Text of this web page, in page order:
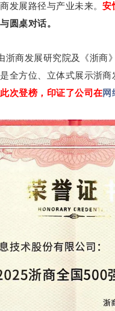
发展路径与产业未来。安
圆桌对话。
浙商发展研究院及《浙商
全方位、立体式展示浙
次登榜，印证了公司在网